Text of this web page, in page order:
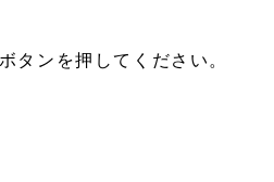
タンを押してください。